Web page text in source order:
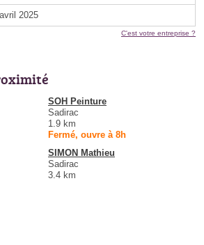
2025
C'est votre entreprise ?
SOH Peinture
Sadirac
1.9 km
Fermé, ouvre à 8h
SIMON Mathieu
Sadirac
3.4 km